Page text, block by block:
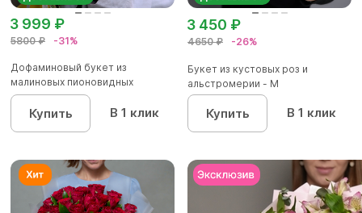
5800 ₽ -31%
3 999 ₽
Дофаминовый букет из
малиновых пионовидных
кустовых роз...
Купить В 1 клик
4650 ₽ -26%
3 450 ₽
Букет из кустовых роз и
альстромерии - М
Купить В 1 клик